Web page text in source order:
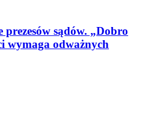
sądów. „Dobro
wymaga odważnych